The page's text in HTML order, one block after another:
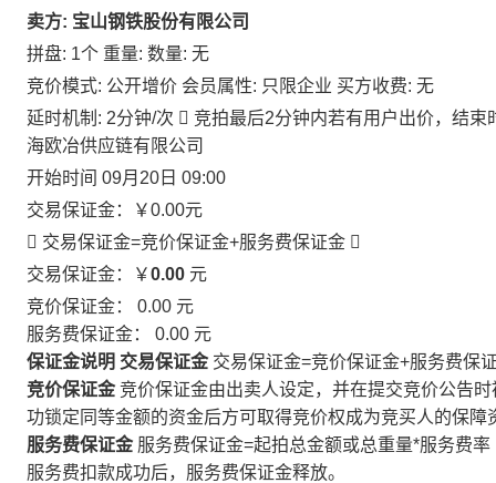
卖方: 宝山钢铁股份有限公司
拼盘: 1个 重量: 数量: 无
竞价模式: 公开增价 会员属性: 只限企业 买方收费: 无
延时机制: 2分钟/次  竞拍最后2分钟内若有用户出价，结
海欧冶供应链有限公司
开始时间 09月20日 09:00
交易保证金：
￥0.00元
 交易保证金=竞价保证金+服务费保证金 
交易保证金：￥0.00 元
竞价保证金： 0.00 元
服务费保证金： 0.00 元
保证金说明 交易保证金 交易保证金=竞价保证金+服务费保
竞价保证金 竞价保证金由出卖人设定，并在提交竞价公告
功锁定同等金额的资金后方可取得竞价权成为竞买人的保障
服务费保证金 服务费保证金=起拍总金额或总重量*服务费率
服务费扣款成功后，服务费保证金释放。